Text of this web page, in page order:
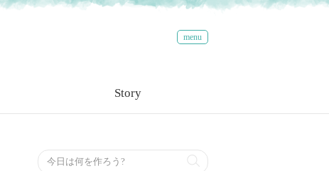
menu
Story
検索する